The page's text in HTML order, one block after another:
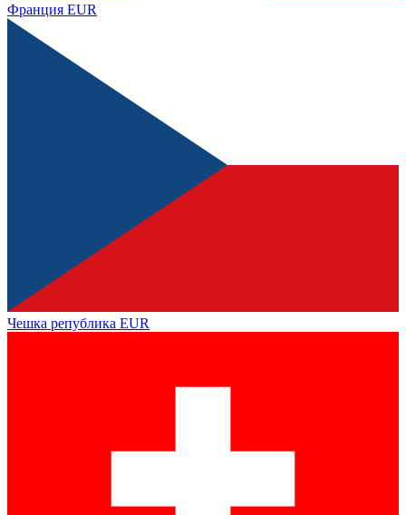
Франция EUR
Чешка република EUR